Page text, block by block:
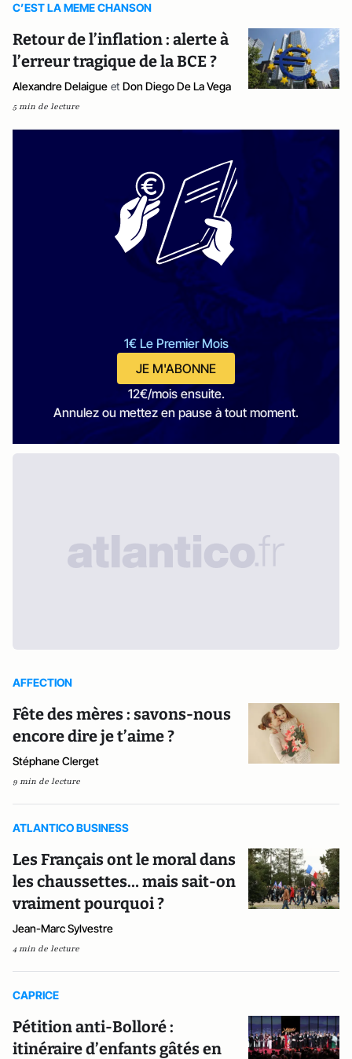
C’EST LA MEME CHANSON
Retour de l’inflation : alerte à
l’erreur tragique de la BCE ?
Alexandre Delaigue et Don Diego De La Vega
5 min de lecture
1€ Le Premier Mois
JE M'ABONNE
12€/mois ensuite.
Annulez ou mettez en pause à tout moment.
AFFECTION
Fête des mères : savons-nous
encore dire je t’aime ?
Stéphane Clerget
9 min de lecture
ATLANTICO BUSINESS
Les Français ont le moral dans
les chaussettes… mais sait-on
vraiment pourquoi ?
Jean-Marc Sylvestre
4 min de lecture
CAPRICE
Pétition anti-Bolloré :
itinéraire d’enfants gâtés en